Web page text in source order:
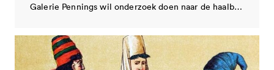
Galerie Pennings wil onderzoek doen naar de haalbaarheid van een nieuw op te zetten…